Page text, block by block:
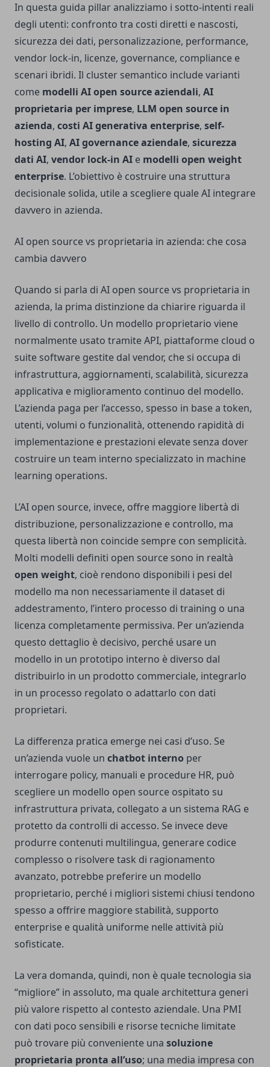
In questa guida pillar analizziamo i sotto-intenti reali
degli utenti: confronto tra costi diretti e nascosti,
sicurezza dei dati, personalizzazione, performance,
vendor lock-in, licenze, governance, compliance e
scenari ibridi. Il cluster semantico include varianti
come modelli AI open source aziendali, AI
proprietaria per imprese, LLM open source in
azienda, costi AI generativa enterprise, self-
hosting AI, AI governance aziendale, sicurezza
dati AI, vendor lock-in AI e modelli open weight
enterprise. L’obiettivo è costruire una struttura
decisionale solida, utile a scegliere quale AI integrare
davvero in azienda.
AI open source vs proprietaria in azienda: che cosa
cambia davvero
Quando si parla di AI open source vs proprietaria in
azienda, la prima distinzione da chiarire riguarda il
livello di controllo. Un modello proprietario viene
normalmente usato tramite API, piattaforme cloud o
suite software gestite dal vendor, che si occupa di
infrastruttura, aggiornamenti, scalabilità, sicurezza
applicativa e miglioramento continuo del modello.
L’azienda paga per l’accesso, spesso in base a token,
utenti, volumi o funzionalità, ottenendo rapidità di
implementazione e prestazioni elevate senza dover
costruire un team interno specializzato in machine
learning operations.
L’AI open source, invece, offre maggiore libertà di
distribuzione, personalizzazione e controllo, ma
questa libertà non coincide sempre con semplicità.
Molti modelli definiti open source sono in realtà
open weight, cioè rendono disponibili i pesi del
modello ma non necessariamente il dataset di
addestramento, l’intero processo di training o una
licenza completamente permissiva. Per un’azienda
questo dettaglio è decisivo, perché usare un
modello in un prototipo interno è diverso dal
distribuirlo in un prodotto commerciale, integrarlo
in un processo regolato o adattarlo con dati
proprietari.
La differenza pratica emerge nei casi d’uso. Se
un’azienda vuole un chatbot interno per
interrogare policy, manuali e procedure HR, può
scegliere un modello open source ospitato su
infrastruttura privata, collegato a un sistema RAG e
protetto da controlli di accesso. Se invece deve
produrre contenuti multilingua, generare codice
complesso o risolvere task di ragionamento
avanzato, potrebbe preferire un modello
proprietario, perché i migliori sistemi chiusi tendono
spesso a offrire maggiore stabilità, supporto
enterprise e qualità uniforme nelle attività più
sofisticate.
La vera domanda, quindi, non è quale tecnologia sia
“migliore” in assoluto, ma quale architettura generi
più valore rispetto al contesto aziendale. Una PMI
con dati poco sensibili e risorse tecniche limitate
può trovare più conveniente una soluzione
proprietaria pronta all’uso; una media impresa con